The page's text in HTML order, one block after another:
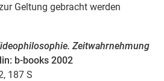
Geltung gebracht werden
Zeitwahrnehmung
b-books 2002
187 S